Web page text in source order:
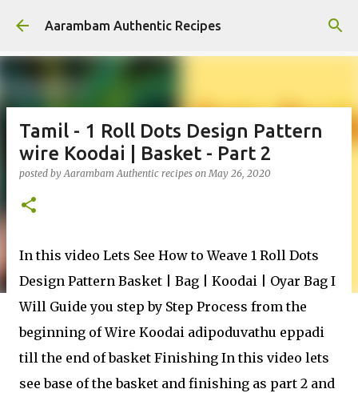
Skip to main content
Aarambam Authentic Recipes
Tamil - 1 Roll Dots Design Pattern
wire Koodai | Basket - Part 2
posted byAarambam Authentic recipes onMay 26, 2020
In this video Lets See How to Weave 1 Roll Dots
Design Pattern Basket | Bag | Koodai | Oyar Bag I
Will Guide you step by Step Process from the
beginning of Wire Koodai adipoduvathu eppadi
till the end of basket Finishing In this video lets
see base of the basket and finishing as part 2 and